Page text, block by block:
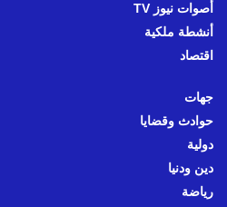
أصوات نيوز TV
أنشطة ملكية
اقتصاد
جهات
حوادث وقضايا
دولية
دين ودنيا
رياضة